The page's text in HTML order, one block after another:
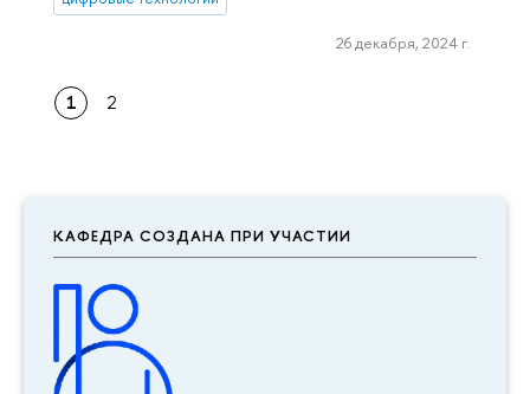
КАФЕДРА СОЗДАНА ПРИ УЧАСТИИ
26 декабря, 2024 г.
1 2